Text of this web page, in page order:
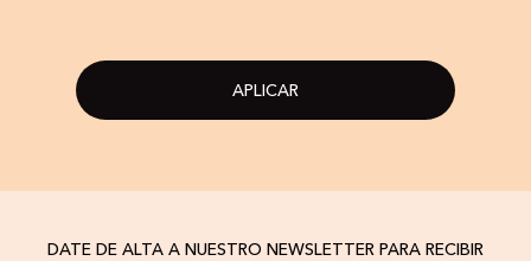
APLICAR
DATE DE ALTA A NUESTRO NEWSLETTER PARA RECIBIR